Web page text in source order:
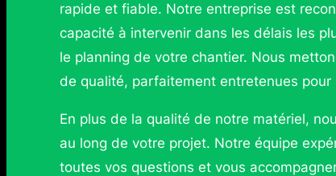
rapide et fiable. Notre entreprise est
capacité à intervenir dans les délais les
le planning de votre chantier. Nous
de qualité, parfaitement entretenues
En plus de la qualité de notre matériel,
au long de votre projet. Notre équipe
toutes vos questions et vous